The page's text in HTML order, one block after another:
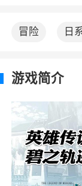
冒险 日
游戏简介